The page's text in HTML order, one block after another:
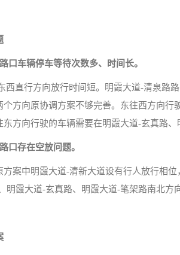
路口车辆停车等待次数多、时间长。
西直行方向放行时间短。明霞大道-清泉路
个方向原协调方案不够完善。东往西方向
东方向行驶的车辆需要在明霞大道-玄真路
路口存在空放问题。
方案中明霞大道-清新大道设有行人放行相
明霞大道-玄真路、明霞大道-笔架路南北方